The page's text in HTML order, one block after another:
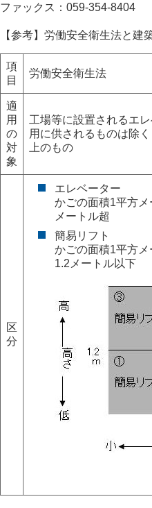
ファックス：059-354-8404
【参考】労働安全衛生法と建
項
目
労働安全衛生法
適
用
の
対
象
工場等に設置されるエ
用に供されるものは除
上のもの
区
分
エレベーター
かごの面積1平方
メートル超
簡易リフト
かごの面積1平方
1.2メートル以下